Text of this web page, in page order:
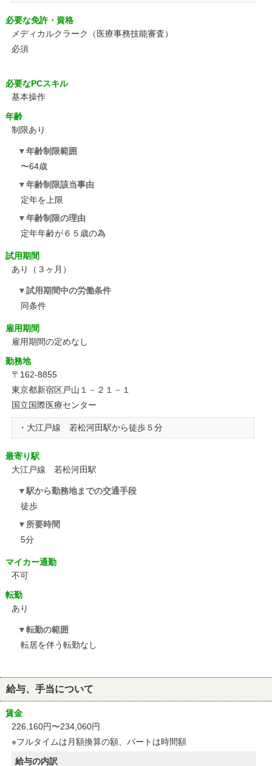
必要な免許・資格
メディカルクラーク（医療事務技能審査）
必須
必要なPCスキル
基本操作
年齢
制限あり
年齢制限範囲
〜64歳
年齢制限該当事由
定年を上限
年齢制限の理由
定年年齢が６５歳の為
試用期間
あり（３ヶ月）
試用期間中の労働条件
同条件
雇用期間
雇用期間の定めなし
勤務地
〒162-8855
東京都新宿区戸山１－２１－１
国立国際医療センター
・大江戸線 若松河田駅から徒歩５分
最寄り駅
大江戸線 若松河田駅
駅から勤務地までの交通手段
徒歩
所要時間
5分
マイカー通勤
不可
転勤
あり
転勤の範囲
転居を伴う転勤なし
給与、手当について
賃金
226,160円〜234,060円
※フルタイムは月額換算の額、パートは時間額
給与の内訳